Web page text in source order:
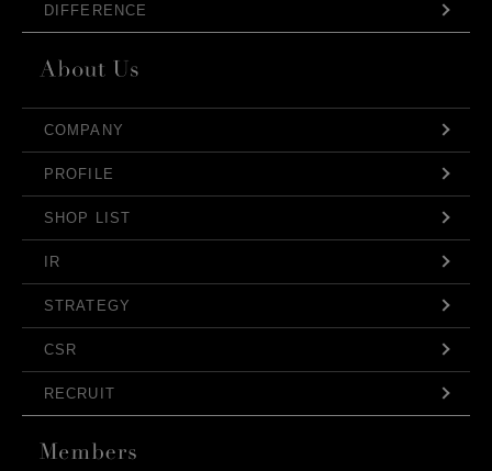
DIFFERENCE
COMPANY
PROFILE
SHOP LIST
IR
STRATEGY
CSR
RECRUIT